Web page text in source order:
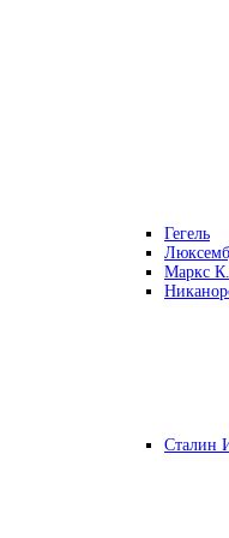
Гегель
Маркс К.
Сталин